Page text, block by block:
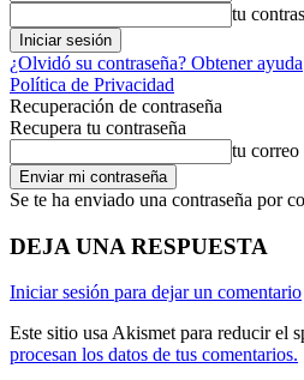
tu
¿Olvidó su contraseña? Obtener ayuda
Política de Privacidad
Recuperación de contraseña
Recupera tu contraseña
tu correo
Se te ha enviado una contraseña por
DEJA UNA RESPUESTA
Iniciar sesión para dejar un comentario
Este sitio usa Akismet para reducir el
procesan los datos de tus comentarios.